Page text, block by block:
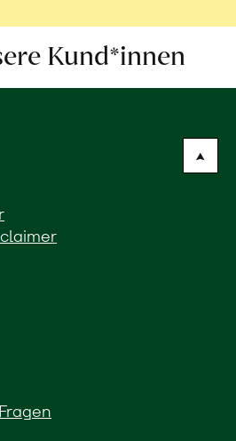
Kund*innen